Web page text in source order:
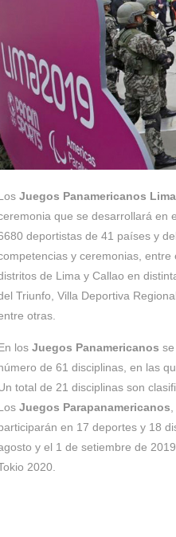
Juegos Panamericanos
que se desarrollará en
deportistas de 41 países y
y ceremonias,
de Lima y Callao en
Triunfo, Villa Deportiva
otras.
los Juegos Panamericanos
de 61 disciplinas, en las
total de 21 disciplinas son
Juegos Parapanamericanos
en 17 deportes y 18
y el 1 de setiembre de
2020.